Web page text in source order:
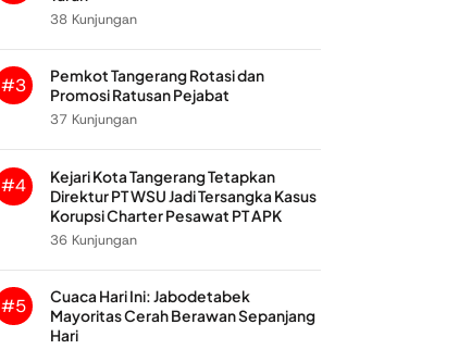
38 Kunjungan
#3
Pemkot Tangerang Rotasi dan
Promosi Ratusan Pejabat
37 Kunjungan
#4
Kejari Kota Tangerang Tetapkan
Direktur PT WSU Jadi Tersangka Kasus
Korupsi Charter Pesawat PT APK
36 Kunjungan
#5
Cuaca Hari Ini: Jabodetabek
Mayoritas Cerah Berawan Sepanjang
Hari